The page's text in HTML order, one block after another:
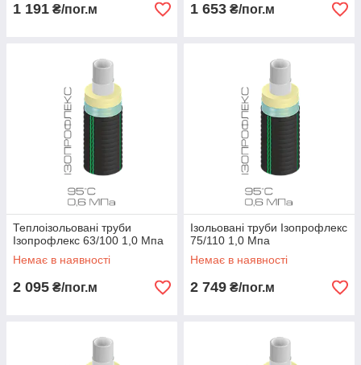
1 191 ₴/пог.м 1 653 ₴/пог.м
Теплоізольовані труби
Ізопрофлекс 63/100 1,0 Мпа
Немає в наявності
2 095 ₴/пог.м
Ізольовані труби Ізопрофлекс
75/110 1,0 Мпа
Немає в наявності
2 749 ₴/пог.м